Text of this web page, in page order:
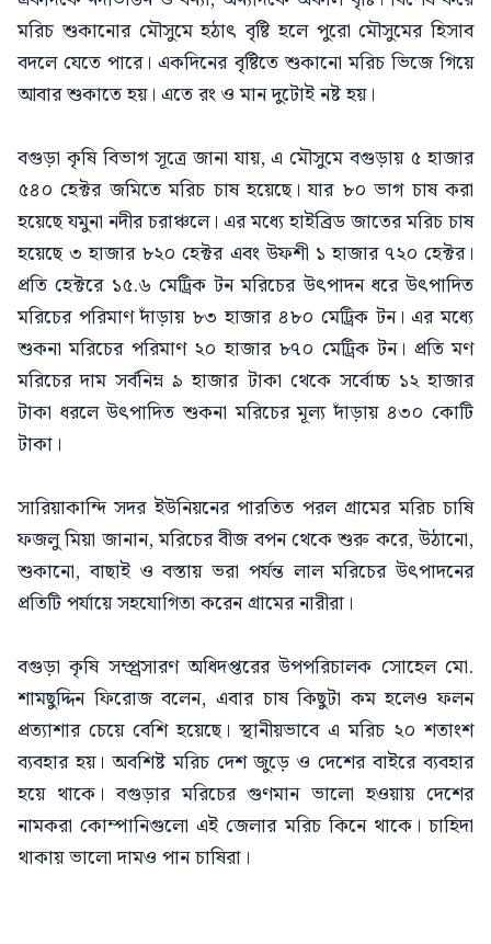
মরিচ শুকানোর মৌসুমে হঠাৎ বৃষ্টি হলে পুরো মৌসুমের হিসাব
বদলে যেতে পারে। একদিনের বৃষ্টিতে শুকানো মরিচ ভিজে গিয়ে
আবার শুকাতে হয়। এতে রং ও মান দুটোই নষ্ট হয়।
বগুড়া কৃষি বিভাগ সূত্রে জানা যায়, এ মৌসুমে বগুড়ায় ৫ হাজার
৫৪০ হেক্টর জমিতে মরিচ চাষ হয়েছে। যার ৮০ ভাগ চাষ করা
হয়েছে যমুনা নদীর চরাঞ্চলে। এর মধ্যে হাইব্রিড জাতের মরিচ চাষ
হয়েছে ৩ হাজার ৮২০ হেক্টর এবং উফশী ১ হাজার ৭২০ হেক্টর।
প্রতি হেক্টরে ১৫.৬ মেট্রিক টন মরিচের উৎপাদন ধরে উৎপাদিত
মরিচের পরিমাণ দাঁড়ায় ৮৩ হাজার ৪৮০ মেট্রিক টন। এর মধ্যে
শুকনা মরিচের পরিমাণ ২০ হাজার ৮৭০ মেট্রিক টন। প্রতি মণ
মরিচের দাম সর্বনিম্ন ৯ হাজার টাকা থেকে সর্বোচ্চ ১২ হাজার
টাকা ধরলে উৎপাদিত শুকনা মরিচের মূল্য দাঁড়ায় ৪৩০ কোটি
টাকা।
সারিয়াকান্দি সদর ইউনিয়নের পারতিত পরল গ্রামের মরিচ চাষি
ফজলু মিয়া জানান, মরিচের বীজ বপন থেকে শুরু করে, উঠানো,
শুকানো, বাছাই ও বস্তায় ভরা পর্যন্ত লাল মরিচের উৎপাদনের
প্রতিটি পর্যায়ে সহযোগিতা করেন গ্রামের নারীরা।
বগুড়া কৃষি সম্প্র্রসারণ অধিদপ্তরের উপপরিচালক সোহেল মো.
শামছুদ্দিন ফিরোজ বলেন, এবার চাষ কিছুটা কম হলেও ফলন
প্রত্যাশার চেয়ে বেশি হয়েছে। স্থানীয়ভাবে এ মরিচ ২০ শতাংশ
ব্যবহার হয়। অবশিষ্ট মরিচ দেশ জুড়ে ও দেশের বাইরে ব্যবহার
হয়ে থাকে। বগুড়ার মরিচের গুণমান ভালো হওয়ায় দেশের
নামকরা কোম্পানিগুলো এই জেলার মরিচ কিনে থাকে। চাহিদা
থাকায় ভালো দামও পান চাষিরা।